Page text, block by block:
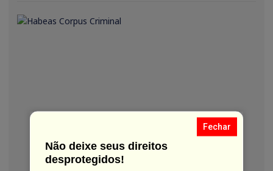
Não deixe seus direitos
desprotegidos!
Fechar